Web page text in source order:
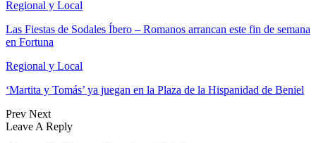
Regional y Local
Las Fiestas de Sodales Íbero – Romanos arrancan este fin de semana
en Fortuna
Regional y Local
‘Martita y Tomás’ ya juegan en la Plaza de la Hispanidad de Beniel
Prev Next
Leave A Reply